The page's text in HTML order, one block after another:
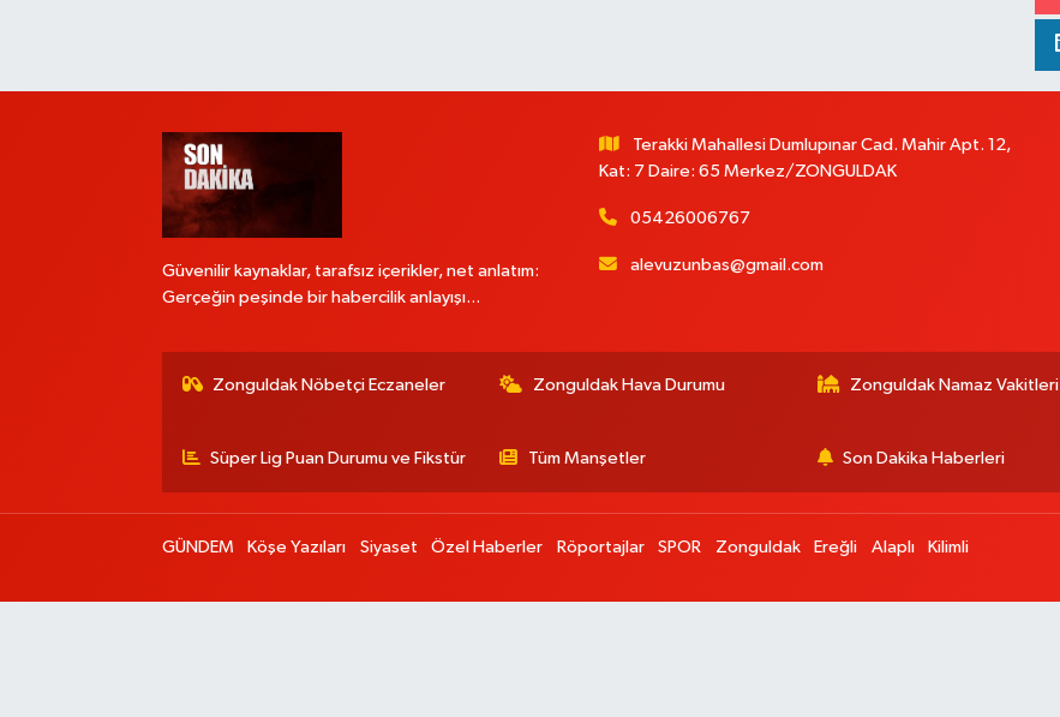
Güvenilir kaynaklar, tarafsız içerikler, net anlatım:
Gerçeğin peşinde bir habercilik anlayışı...
Terakki Mahallesi Dumlupınar Cad. Mahir Apt. 12,
Kat: 7 Daire: 65 Merkez/ZONGULDAK
05426006767
alevuzunbas@gmail.com
Zonguldak Nöbetçi Eczaneler Zonguldak Hava Durumu Zonguldak Namaz Vakitleri
Süper Lig Puan Durumu ve Fikstür Tüm Manşetler Son Dakika Haberleri
GÜNDEM Köşe Yazıları Siyaset Özel Haberler Röportajlar SPOR Zonguldak Ereğli Alaplı Kilimli